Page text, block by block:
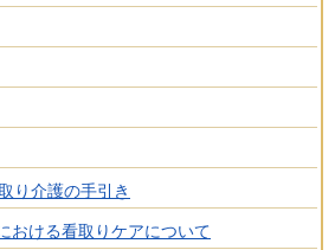
り介護の手引き
おける看取りケアについて